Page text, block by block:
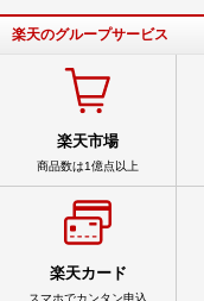
楽天のグループサービス
楽天市場
商品数は1億点以上
楽天カード